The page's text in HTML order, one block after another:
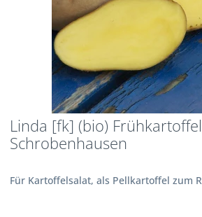
Linda [fk] (bio)
Schrobenhausen
Für Kartoffelsalat, als Pellkartoffel zum